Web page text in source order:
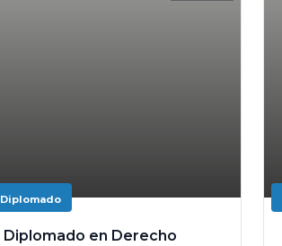
Diplomado
Diplomado en Derecho